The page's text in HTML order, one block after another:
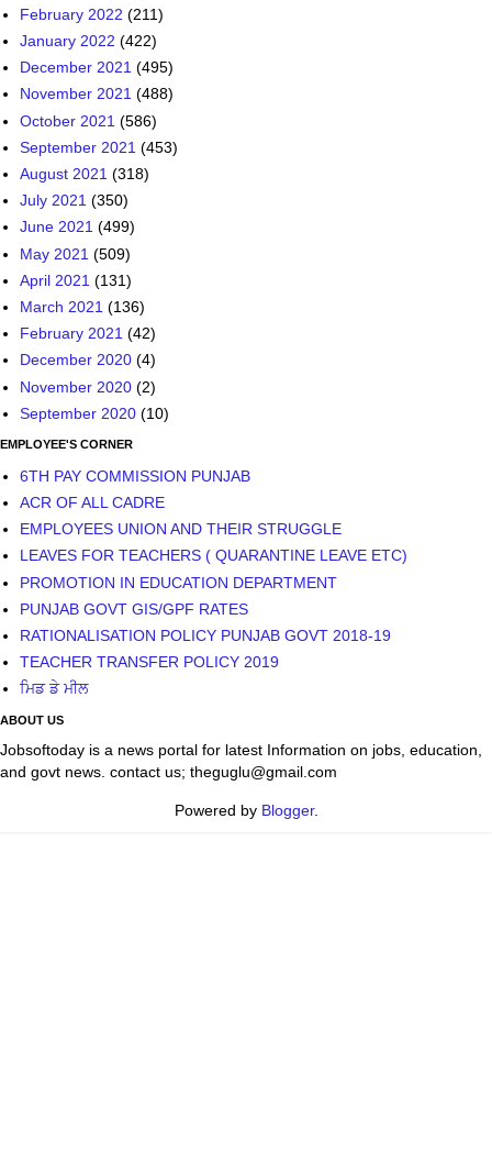
February 2022 (211)
January 2022 (422)
December 2021 (495)
November 2021 (488)
October 2021 (586)
September 2021 (453)
August 2021 (318)
July 2021 (350)
June 2021 (499)
May 2021 (509)
April 2021 (131)
March 2021 (136)
February 2021 (42)
December 2020 (4)
November 2020 (2)
September 2020 (10)
EMPLOYEE'S CORNER
6TH PAY COMMISSION PUNJAB
ACR OF ALL CADRE
EMPLOYEES UNION AND THEIR STRUGGLE
LEAVES FOR TEACHERS ( QUARANTINE LEAVE ETC)
PROMOTION IN EDUCATION DEPARTMENT
PUNJAB GOVT GIS/GPF RATES
RATIONALISATION POLICY PUNJAB GOVT 2018-19
TEACHER TRANSFER POLICY 2019
ਮਿਡ ਡੇ ਮੀਲ
ABOUT US
Jobsoftoday is a news portal for latest Information on jobs, education,
and govt news. contact us; theguglu@gmail.com
Powered by Blogger.